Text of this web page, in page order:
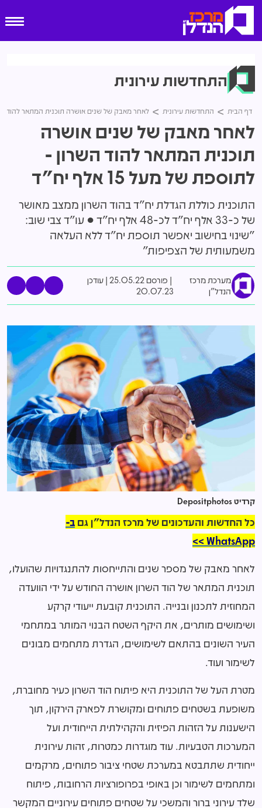
התחדשות עירונית
דף הבית התחדשות עירונית לאחר מאבק של שנים אושרה תוכנית המתאר להוד השרון -
לאחר מאבק של שנים אושרה
תוכנית המתאר להוד השרון -
לתוספת של מעל 15 אלף יח"ד
התוכנית כוללת הגדלת יח"ד בהוד השרון ממצב מאושר
של כ-33 אלף יח"ד לכ-48 אלף יח"ד ● עו"ד צבי שוב:
"שינוי בחישוב יאפשר תוספת יח"ד ללא העלאה
משמעותית של הצפיפות"
מערכת מרכז
הנדל"ן
פורסם 25.05.22 |עודכן
20.07.23
קרדיט Depositphotos
כל החדשות והעדכונים של מרכז הנדל"ן גם ב-
WhatsApp >>
לאחר מאבק של מספר שנים והתייחסות להתנגדויות שהועלו,
תוכנית המתאר של הוד השרון אושרה החודש על ידי הוועדה
המחוזית לתכנון ובנייה. התוכנית קובעת ייעודי קרקע
ושימושים מותרים, את היקף השטח הבנוי המותר במתחמי
העיר השונים בהתאם לשימושים, הגדרת מתחמים מבונים
לשימור ועוד.
מטרת העל של התוכנית היא פיתוח הוד השרון כעיר מחוברת,
משופעת בשטחים פתוחים ומקושרת לפארק הירקון, תוך
הישענות על הזהות הפיזית והקהילתית הייחודית ועל
המערכות הטבעיות. עוד מוגדרות כמטרות, זהות עירונית
ייחודית שתתבטא במערכת שטחי ציבור פתוחים, מרקמים
ומתחמים לשימור וכן באופי בפרופורציות הרחובות, פיתוח
שלד עירוני ברור והמשכי על שטחים פתוחים עירוניים המקשר